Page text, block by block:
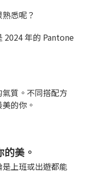
悉呢？
2024 年的 Pantone
質。不同搭配方
的你。
美。
上班或出遊都能